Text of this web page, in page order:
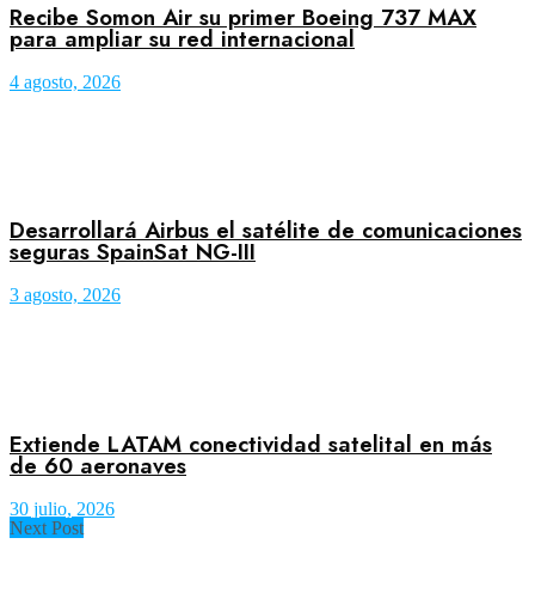
Recibe Somon Air su primer Boeing 737 MAX
para ampliar su red internacional
4 agosto, 2026
Desarrollará Airbus el satélite de comunicaciones
seguras SpainSat NG-III
3 agosto, 2026
Extiende LATAM conectividad satelital en más
de 60 aeronaves
30 julio, 2026
Next Post